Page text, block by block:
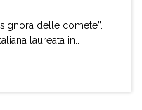
delle comete”.
laureata in..